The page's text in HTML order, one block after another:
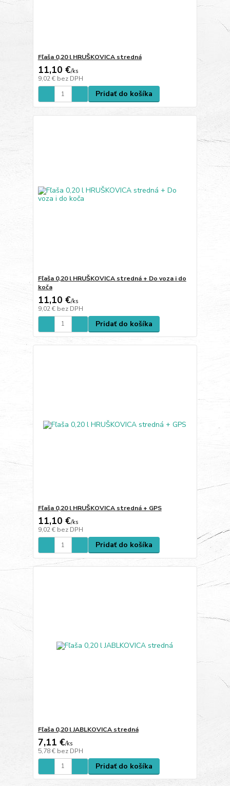
Fľaša 0,20 l HRUŠKOVICA stredná
11,10 €/ks
9,02 € bez DPH
Pridať do košíka
Fľaša 0,20 l HRUŠKOVICA stredná + Do voza i do
koča
11,10 €/ks
9,02 € bez DPH
Pridať do košíka
Fľaša 0,20 l HRUŠKOVICA stredná + GPS
11,10 €/ks
9,02 € bez DPH
Pridať do košíka
Fľaša 0,20 l JABLKOVICA stredná
7,11 €/ks
5,78 € bez DPH
Pridať do košíka